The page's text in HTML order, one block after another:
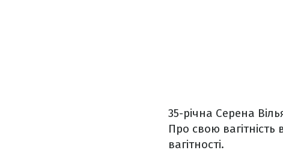
35-річна Серена
Про свою
вагітності.